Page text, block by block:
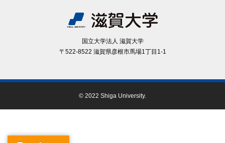
国⽴⼤学法⼈ 滋賀⼤学
〒522-8522 滋賀県彦根市⾺場1丁⽬1-1
© 2022 Shiga University.